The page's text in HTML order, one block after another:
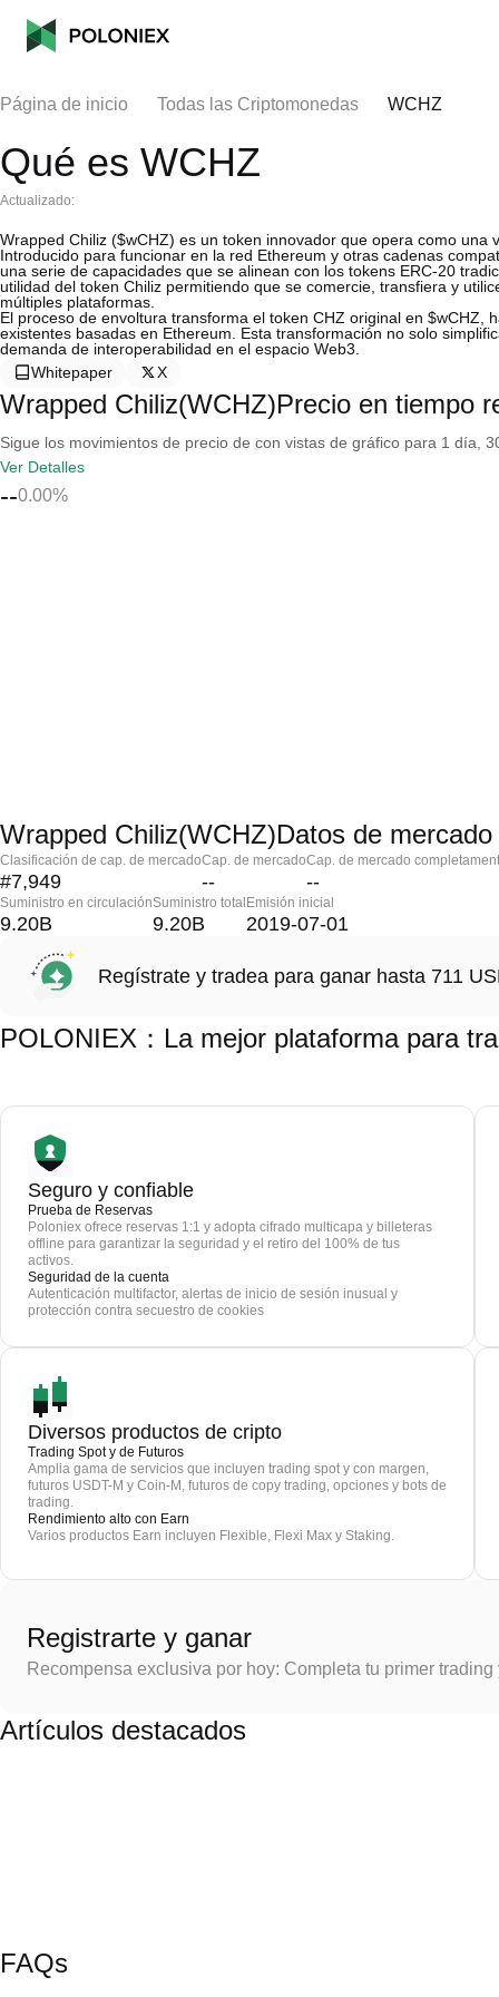
Página de inicio Todas las Criptomonedas WCHZ
Qué es WCHZ
Actualizado:
Wrapped Chiliz ($wCHZ) es un token innovador que opera como
Introducido para funcionar en la red Ethereum y otras cadenas
una serie de capacidades que se alinean con los tokens ERC-20
utilidad del token Chiliz permitiendo que se comercie, transfiera y
múltiples plataformas.
El proceso de envoltura transforma el token CHZ original en
existentes basadas en Ethereum. Esta transformación no solo
demanda de interoperabilidad en el espacio Web3.
Whitepaper
X
Wrapped Chiliz(WCHZ)Precio en tiempo
Sigue los movimientos de precio de con vistas de gráfico para 1 día,
Ver Detalles
--0.00%
Wrapped Chiliz(WCHZ)Datos de mercado
Clasificación de cap. de mercado
#7,949
Cap. de mercado
--
Cap. de mercado
--
Suministro en circulación
9.20B
Suministro total
9.20B
Emisión inicial
2019-07-01
Regístrate y tradea para ganar hasta 711
POLONIEX：La mejor plataforma para
Seguro y confiable
Prueba de Reservas
Poloniex ofrece reservas 1:1 y adopta cifrado multicapa y billeteras
offline para garantizar la seguridad y el retiro del 100% de tus
activos.
Seguridad de la cuenta
Autenticación multifactor, alertas de inicio de sesión inusual y
protección contra secuestro de cookies
Diversos productos de cripto
Trading Spot y de Futuros
Amplia gama de servicios que incluyen trading spot y con margen,
futuros USDT-M y Coin-M, futuros de copy trading, opciones y bots de
trading.
Rendimiento alto con Earn
Varios productos Earn incluyen Flexible, Flexi Max y Staking.
Registrarte y ganar
Recompensa exclusiva por hoy: Completa tu primer
Artículos destacados
FAQs